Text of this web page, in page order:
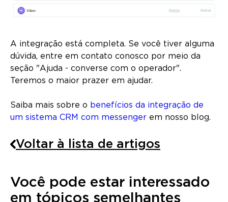
A integração está completa. Se você tiver alguma
dúvida, entre em contato conosco por meio da
seção "Ajuda - converse com o operador".
Teremos o maior prazer em ajudar.
Saiba mais sobre o benefícios da integração de
um sistema CRM com messenger em nosso blog.
Voltar à lista de artigos
Você pode estar interessado
em tópicos semelhantes